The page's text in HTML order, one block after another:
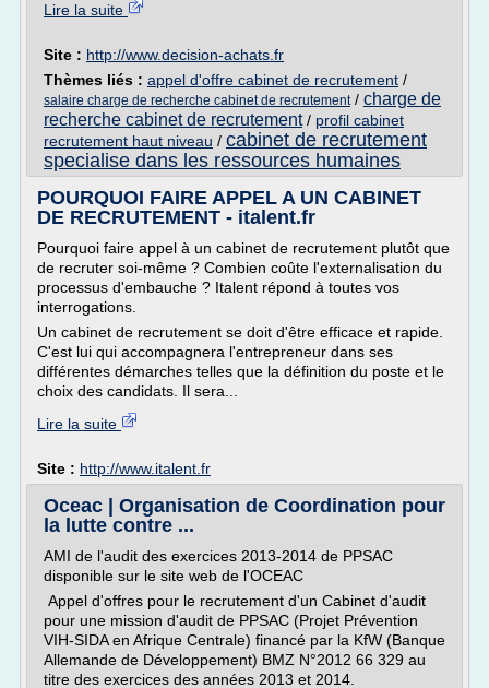
Lire la suite
Site : http://www.decision-achats.fr
Thèmes liés : appel d'offre cabinet de recrutement /
salaire charge de recherche cabinet de recrutement/ charge de
recherche cabinet de recrutement/ profil cabinet
recrutement haut niveau / cabinet de recrutement
specialise dans les ressources humaines
POURQUOI FAIRE APPEL A UN CABINET
DE RECRUTEMENT - italent.fr
Pourquoi faire appel à un cabinet de recrutement plutôt que
de recruter soi-même ? Combien coûte l'externalisation du
processus d'embauche ? Italent répond à toutes vos
interrogations.
Un cabinet de recrutement se doit d'être efficace et rapide.
C'est lui qui accompagnera l'entrepreneur dans ses
différentes démarches telles que la définition du poste et le
choix des candidats. Il sera...
Lire la suite
Site : http://www.italent.fr
Oceac | Organisation de Coordination pour
la lutte contre ...
AMI de l'audit des exercices 2013-2014 de PPSAC
disponible sur le site web de l'OCEAC
Appel d'offres pour le recrutement d'un Cabinet d'audit
pour une mission d'audit de PPSAC (Projet Prévention
VIH-SIDA en Afrique Centrale) financé par la KfW (Banque
Allemande de Développement) BMZ N°2012 66 329 au
titre des exercices des années 2013 et 2014.